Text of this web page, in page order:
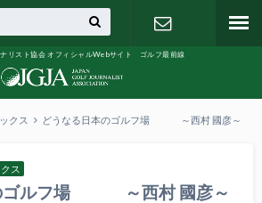
リスト協会 オフィシャルWebサイト ゴルフ最前線
クス どうなる日本のゴルフ場 ～西村 國彦～
ス
ゴルフ場 ～西村 國彦～